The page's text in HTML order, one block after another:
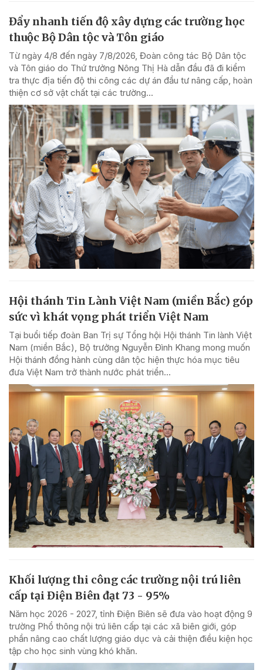
Đẩy nhanh tiến độ xây dựng các trường học
thuộc Bộ Dân tộc và Tôn giáo
Từ ngày 4/8 đến ngày 7/8/2026, Đoàn công tác Bộ Dân tộc
và Tôn giáo do Thứ trưởng Nông Thị Hà dẫn đầu đã đi kiểm
tra thực địa tiến độ thi công các dự án đầu tư nâng cấp, hoàn
thiện cơ sở vật chất tại các trường...
Hội thánh Tin Lành Việt Nam (miền Bắc) góp
sức vì khát vọng phát triển Việt Nam
Tại buổi tiếp đoàn Ban Trị sự Tổng hội Hội thánh Tin lành Việt
Nam (miền Bắc), Bộ trưởng Nguyễn Đình Khang mong muốn
Hội thánh đồng hành cùng dân tộc hiện thực hóa mục tiêu
đưa Việt Nam trở thành nước phát triển...
Khối lượng thi công các trường nội trú liên
cấp tại Điện Biên đạt 73 - 95%
Năm học 2026 - 2027, tỉnh Điện Biên sẽ đưa vào hoạt động 9
trường Phổ thông nội trú liên cấp tại các xã biên giới, góp
phần nâng cao chất lượng giáo dục và cải thiện điều kiện học
tập cho học sinh vùng khó khăn.